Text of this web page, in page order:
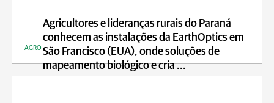
Agricultores e lideranças rurais do Paraná
conhecem as instalações da EarthOptics em
São Francisco (EUA), onde soluções de
mapeamento biológico e cria ...
AGRO